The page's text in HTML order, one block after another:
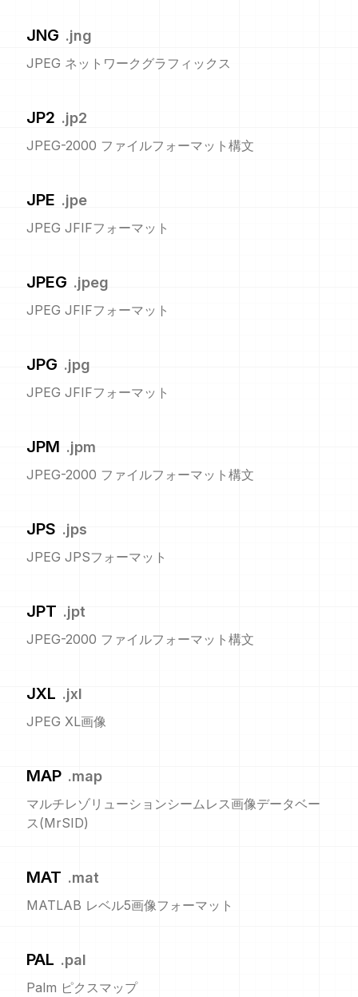
JNG .jng
JPEG ネットワークグラフィックス
JP2 .jp2
JPEG-2000 ファイルフォーマット構文
JPE .jpe
JPEG JFIFフォーマット
JPEG .jpeg
JPEG JFIFフォーマット
JPG .jpg
JPEG JFIFフォーマット
JPM .jpm
JPEG-2000 ファイルフォーマット構文
JPS .jps
JPEG JPSフォーマット
JPT .jpt
JPEG-2000 ファイルフォーマット構文
JXL .jxl
JPEG XL画像
MAP .map
マルチレゾリューションシームレス画像データベー
ス(MrSID)
MAT .mat
MATLAB レベル5画像フォーマット
PAL .pal
Palm ピクスマップ